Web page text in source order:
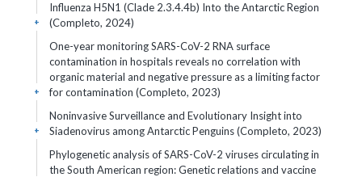
Influenza H5N1 (Clade 2.3.4.4b) Into the Antarctic Region
(Completo, 2024)
+
One-year monitoring SARS-CoV-2 RNA surface
contamination in hospitals reveals no correlation with
organic material and negative pressure as a limiting factor
for contamination (Completo, 2023)
+
Noninvasive Surveillance and Evolutionary Insight into
Siadenovirus among Antarctic Penguins (Completo, 2023)
+
Phylogenetic analysis of SARS-CoV-2 viruses circulating in
the South American region: Genetic relations and vaccine